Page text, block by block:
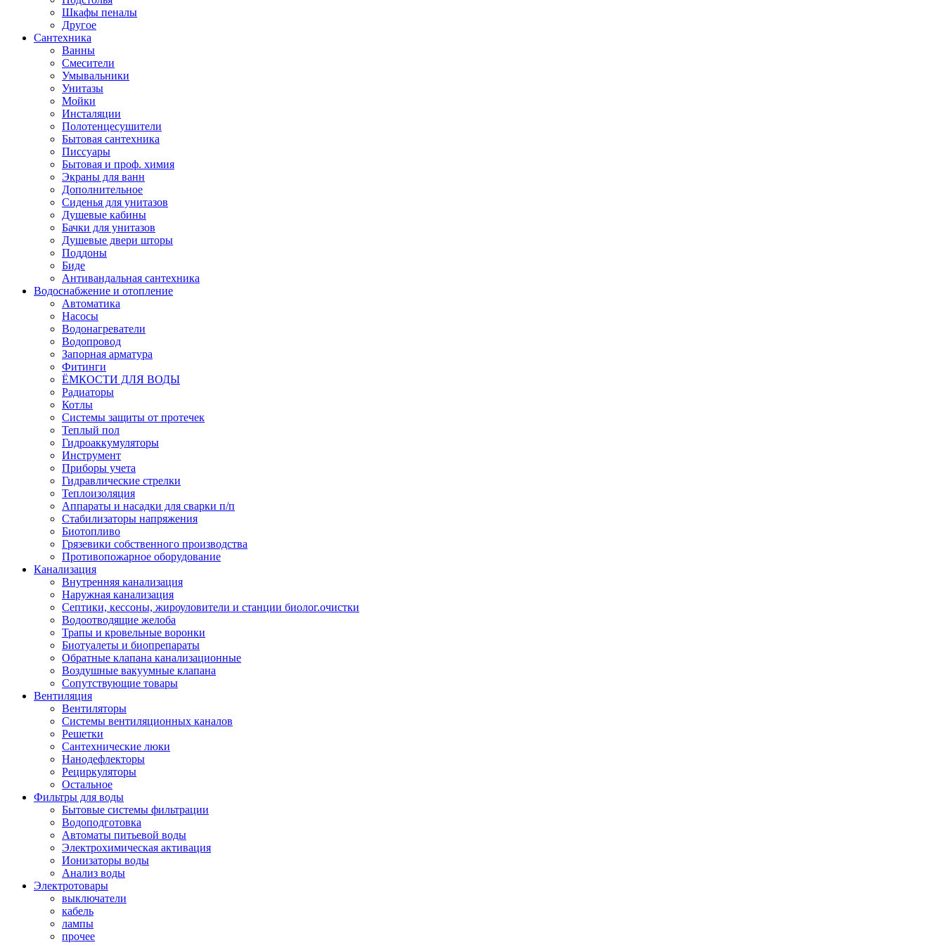
Шкафы пеналы
Другое
Сантехника
Ванны
Смесители
Умывальники
Унитазы
Мойки
Инсталяции
Полотенцесушители
Бытовая сантехника
Писсуары
Бытовая и проф. химия
Экраны для ванн
Дополнительное
Сиденья для унитазов
Душевые кабины
Бачки для унитазов
Душевые двери шторы
Поддоны
Биде
Антивандальная сантехника
Водоснабжение и отопление
Автоматика
Насосы
Водонагреватели
Водопровод
Запорная арматура
Фитинги
ЁМКОСТИ ДЛЯ ВОДЫ
Радиаторы
Котлы
Системы защиты от протечек
Теплый пол
Гидроаккумуляторы
Инструмент
Приборы учета
Гидравлические стрелки
Теплоизоляция
Аппараты и насадки для сварки п/п
Стабилизаторы напряжения
Биотопливо
Грязевики собственного производства
Противопожарное оборудование
Канализация
Внутренняя канализация
Наружная канализация
Септики, кессоны, жироуловители и станции биолог.очистки
Водоотводящие желоба
Трапы и кровельные воронки
Биотуалеты и биопрепараты
Обратные клапана канализационные
Воздушные вакуумные клапана
Сопутствующие товары
Вентиляция
Вентиляторы
Системы вентиляционных каналов
Решетки
Сантехнические люки
Нанодефлекторы
Рециркуляторы
Остальное
Фильтры для воды
Бытовые системы фильтрации
Водоподготовка
Автоматы питьевой воды
Электрохимическая активация
Ионизаторы воды
Анализ воды
Электротовары
выключатели
кабель
лампы
прочее